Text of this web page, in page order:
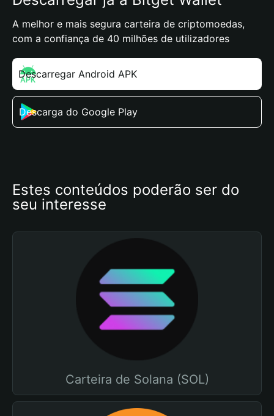
A melhor e mais segura carteira de criptomoedas,
com a confiança de 40 milhões de utilizadores
Descarregar Android APK
Descarga do Google Play
Estes conteúdos poderão ser do
seu interesse
Carteira de Solana (SOL)